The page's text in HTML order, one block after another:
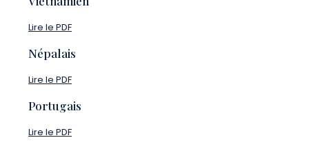
Lire le PDF
Népalais
Lire le PDF
Portugais
Lire le PDF